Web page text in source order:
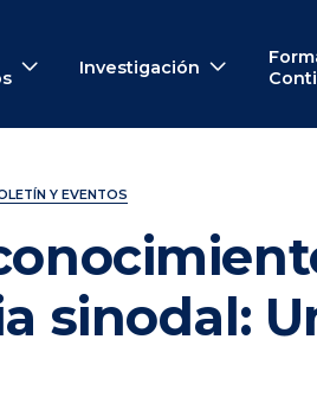
Investigación
Y EVENTOS
sinodal: